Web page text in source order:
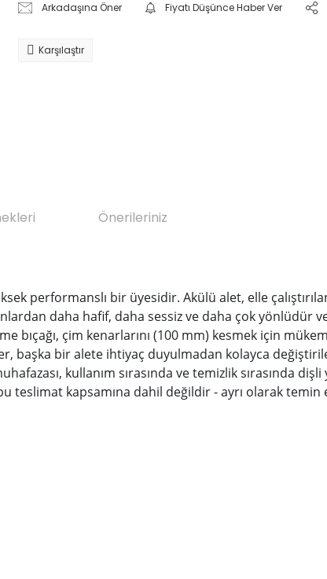
Arkadaşına Öner Fiyatı Düşünce Haber Ver
Karşılaştır
Önerileriniz
performanslı bir üyesidir. Akülü alet, elle
daha hafif, daha sessiz ve daha çok yönlüdür
bıçağı, çim kenarlarını (100 mm) kesmek için
başka bir alete ihtiyaç duyulmadan kolayca
kullanım sırasında ve temizlik sırasında
teslimat kapsamına dahil değildir - ayrı olarak